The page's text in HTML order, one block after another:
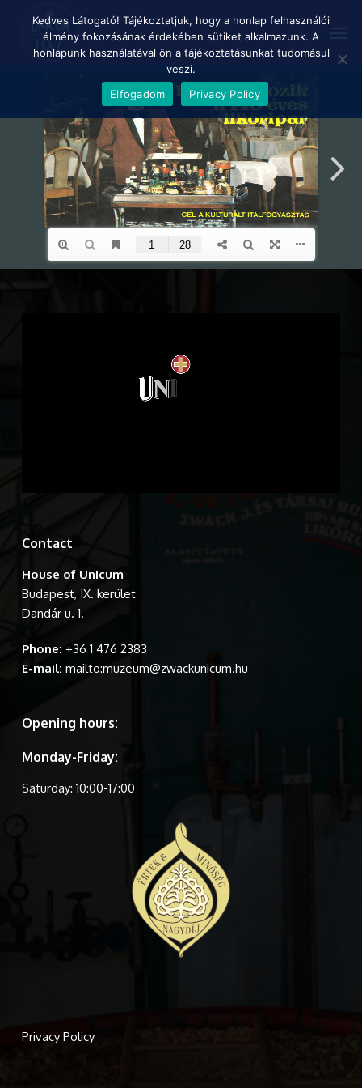
Contact
House of Unicum
Budapest, IX. kerület
Dandár u. 1.
Phone: +36 1 476 2383
E-mail: mailto:muzeum@zwackunicum.hu
Opening hours:
Monday-Friday:
Saturday: 10:00-17:00
Privacy Policy
-
Kedves Látogató! Tájékoztatjuk, hogy a honlap felhasználói
élmény fokozásának érdekében sütiket alkalmazunk. A
honlapunk használatával ön a tájékoztatásunkat tudomásul
veszi.
Elfogadom
Privacy Policy